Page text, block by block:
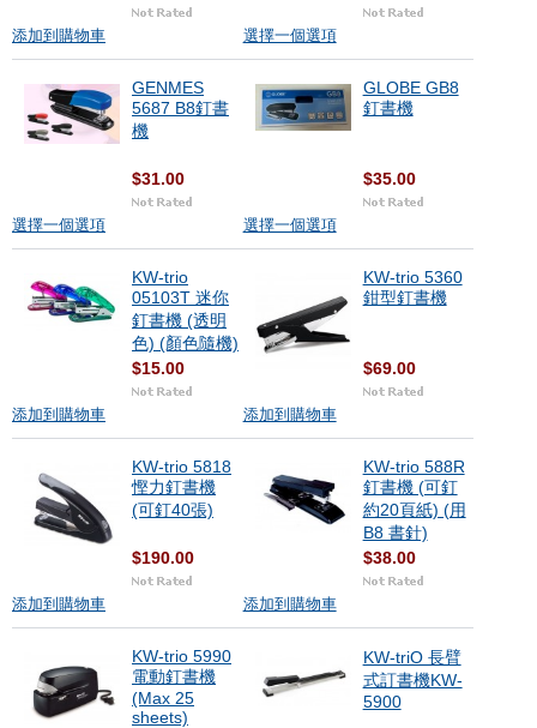
添加到購物車 選擇一個選項
GENMES
5687 B8釘書
機
$31.00
選擇一個選項
GLOBE GB8
釘書機
$35.00
選擇一個選項
KW-trio
05103T 迷你
釘書機 (透明
色) (顏色隨機)
$15.00
添加到購物車
KW-trio 5360
鉗型釘書機
$69.00
添加到購物車
KW-trio 5818
慳力釘書機
(可釘40張)
$190.00
添加到購物車
KW-trio 588R
釘書機 (可釘
約20頁紙) (用
B8 書針)
$38.00
添加到購物車
KW-trio 5990
電動釘書機
(Max 25
sheets)
KW-triO 長臂
式訂書機KW-
5900